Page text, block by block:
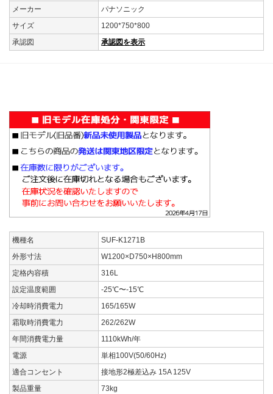
メーカー
パナソニック
サイズ
1200*750*800
承認図
承認図を表示
機種名
SUF-K1271B
外形寸法
W1200×D750×H800mm
定格内容積
316L
設定温度範囲
-25℃〜-15℃
冷却時消費電力
165/165W
霜取時消費電力
262/262W
年間消費電力量
1110kWh/年
電源
単相100V(50/60Hz)
適合コンセント
接地形2極差込み 15A 125V
製品重量
73kg